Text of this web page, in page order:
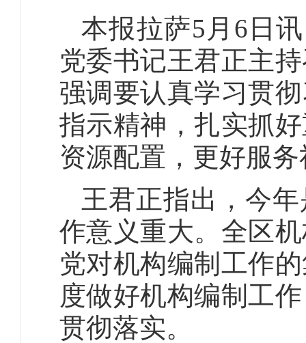
本报拉萨5月6日
党委书记王君正主
强调要认真学习贯
指示精神，扎实抓
资源配置，更好服
王君正指出，今
作意义重大。全区
党对机构编制工作
度做好机构编制工
贯彻落实。